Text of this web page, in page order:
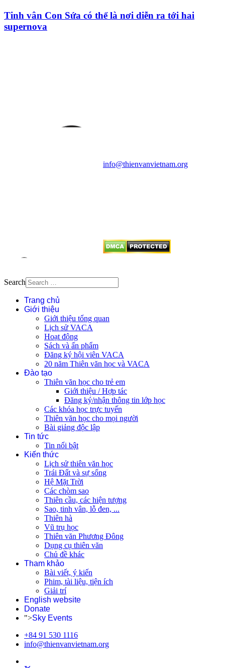
Tinh vân Con Sứa có thể là nơi diễn ra tới hai
supernova
info@thienvanvietnam.org
Search
Trang chủ
Giới thiệu
Giới thiệu tổng quan
Lịch sử VACA
Hoạt động
Sách và ấn phẩm
Đăng ký hội viên VACA
20 năm Thiên văn học và VACA
Đào tạo
Thiên văn học cho trẻ em
Giới thiệu / Hợp tác
Đăng ký/nhận thông tin lớp học
Các khóa học trực tuyến
Thiên văn học cho mọi người
Bài giảng độc lập
Tin tức
Tin nổi bật
Kiến thức
Lịch sử thiên văn học
Trái Đất và sự sống
Hệ Mặt Trời
Các chòm sao
Thiên cầu, các hiện tượng
Sao, tinh vân, lỗ đen, ...
Thiên hà
Vũ trụ học
Thiên văn Phương Đông
Dụng cụ thiên văn
Chủ đề khác
Tham khảo
Bài viết, ý kiến
Phim, tài liệu, tiện ích
Giải trí
English website
Donate
">Sky Events
+84 91 530 1116
info@thienvanvietnam.org